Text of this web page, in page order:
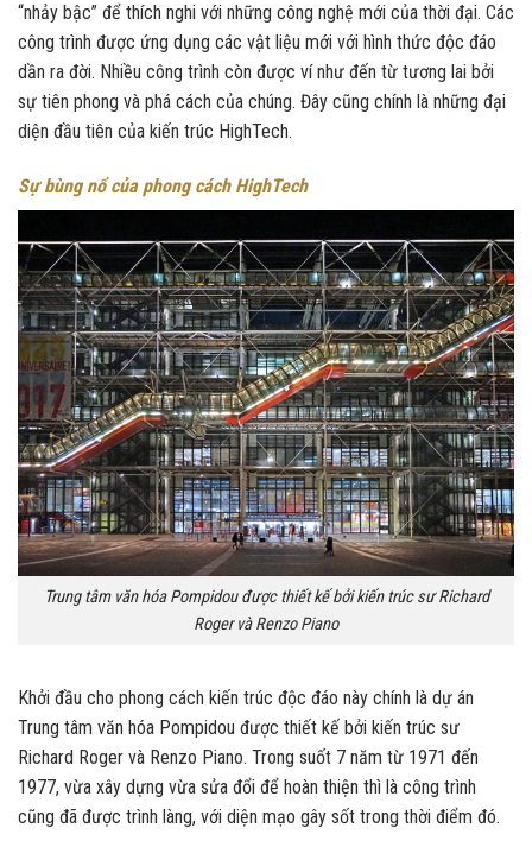
“nhảy bậc” để thích nghi với những công nghệ mới của thời đại. Các
công trình được ứng dụng các vật liệu mới với hình thức độc đáo
dần ra đời. Nhiều công trình còn được ví như đến từ tương lai bởi
sự tiên phong và phá cách của chúng. Đây cũng chính là những đại
diện đầu tiên của kiến trúc HighTech.
Sự bùng nổ của phong cách HighTech
Trung tâm văn hóa Pompidou được thiết kế bởi kiến trúc sư Richard
Roger và Renzo Piano
Khởi đầu cho phong cách kiến trúc độc đáo này chính là dự án
Trung tâm văn hóa Pompidou được thiết kế bởi kiến trúc sư
Richard Roger và Renzo Piano. Trong suốt 7 năm từ 1971 đến
1977, vừa xây dựng vừa sửa đổi để hoàn thiện thì là công trình
cũng đã được trình làng, với diện mạo gây sốt trong thời điểm đó.